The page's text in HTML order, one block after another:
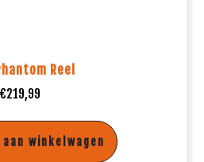
Reel
€219,99
aan winkelwagen